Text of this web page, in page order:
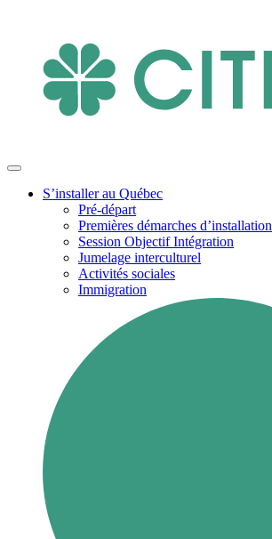
S’installer au Québec
Pré-départ
Premières démarches d’installation
Session Objectif Intégration
Jumelage interculturel
Activités sociales
Immigration